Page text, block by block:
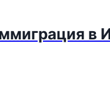
в